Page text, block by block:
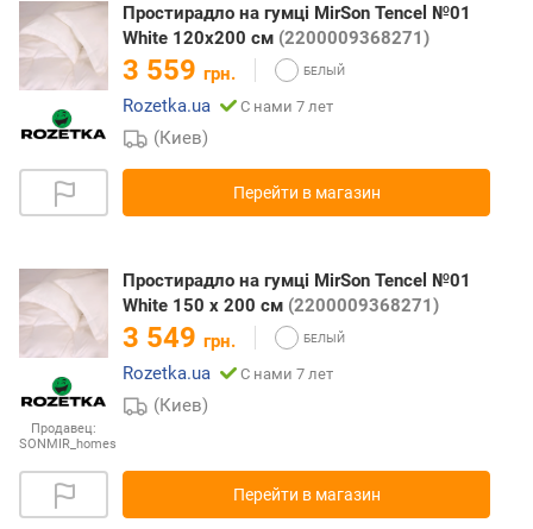
Простирадло на гумці MirSon Tencel №01
White 120x200 см (2200009368271)
3 559 грн.
Rozetka.ua
С нами 7 лет
(Киев)
Перейти в магазин
Продавец:
SONMIR_homes
Простирадло на гумці MirSon Tencel №01
White 150 х 200 см (2200009368271)
3 549 грн.
Rozetka.ua
С нами 7 лет
(Киев)
Перейти в магазин